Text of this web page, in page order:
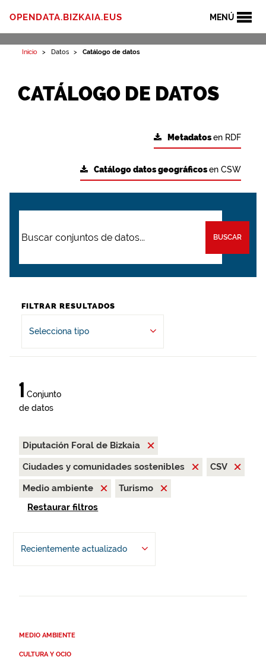
MENÚ
OPENDATA.BIZKAIA.EUS
Inicio Datos Catálogo de datos
CATÁLOGO DE DATOS
Metadatosen RDF
Catálogo datos geográficosen CSW
BUSCAR
FILTRAR RESULTADOS
Selecciona tipo
1 Conjunto
de datos
Diputación Foral de Bizkaia
Ciudades y comunidades sostenibles
CSV
Medio ambiente
Turismo
Restaurar filtros
Recientemente actualizado
MEDIO AMBIENTE
CULTURA Y OCIO